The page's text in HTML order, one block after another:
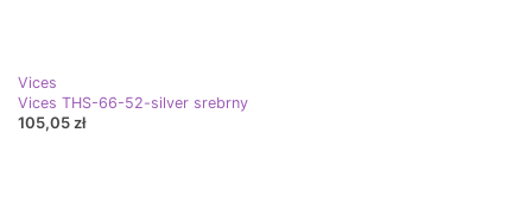
Vices
Vices THS-66-52-silver srebrny
105,05 zł